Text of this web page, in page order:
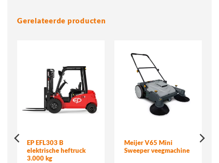
Gerelateerde producten
EP EFL303 B
elektrische heftruck
3.000 kg
Meijer V65 Mini
Sweeper veegmachine